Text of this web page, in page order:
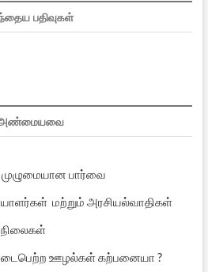
பதிவுகள்
பார்வை
மற்றும் அரசியல்வாதிகள்
நிலைகள்
நடைபெற்ற ஊழல்கள் கற்பனையா ?